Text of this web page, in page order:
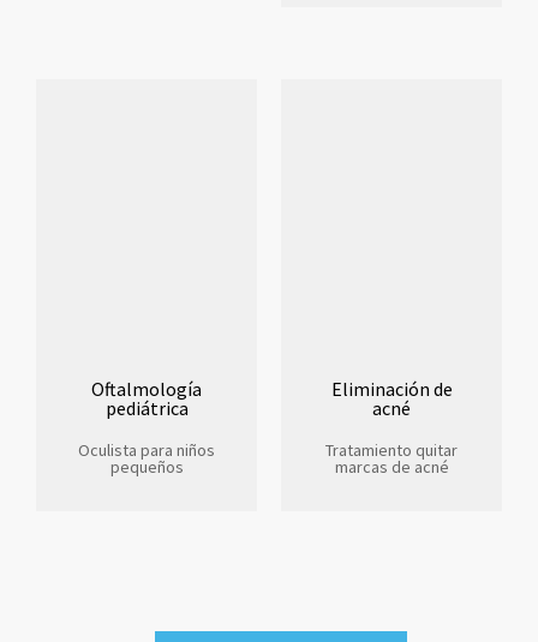
Oftalmología
pediátrica
Oculista para niños
pequeños
Eliminación de
acné
Tratamiento quitar
marcas de acné